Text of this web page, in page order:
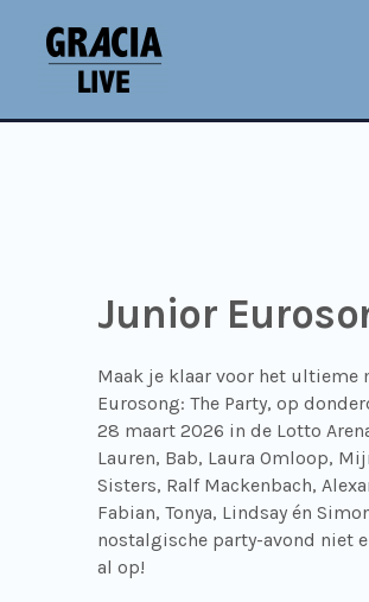
Junior
Maak je klaar voor het
Eurosong: The Party, op
28 maart 2026 in de Lotto
Lauren, Bab, Laura Omloop,
Sisters, Ralf Mackenbach,
Fabian, Tonya, Lindsay én
nostalgische party-avond niet
al op!